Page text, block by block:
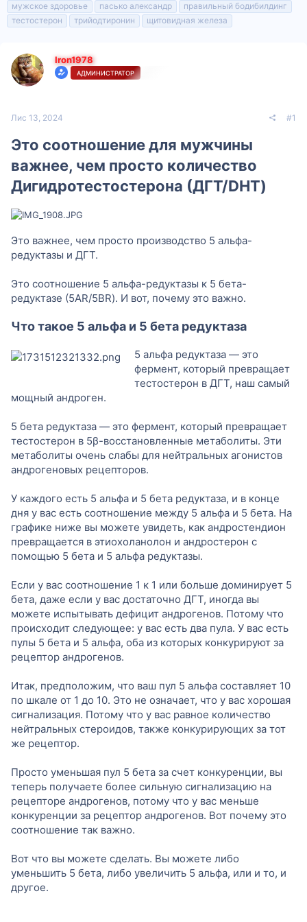
и
мужское здоровье
пасько александр
правильный бодибилдинг
тестостерон
трийодтиронин щитовидная железа
Iron1978
АДМИНИСТРАТОР
Лис 13, 2024 #1
Это соотношение для мужчины
важнее, чем просто количество
Дигидротестостерона (ДГТ/DHT)
Это важнее, чем просто производство 5 альфа-
редуктазы и ДГТ.
Это соотношение 5 альфа-редуктазы к 5 бета-
редуктазе (5AR/5BR). И вот, почему это важно.
Что такое 5 альфа и 5 бета редуктаза
5 альфа редуктаза — это
фермент, который превращает
тестостерон в ДГТ, наш самый
мощный андроген.
5 бета редуктаза — это фермент, который превращает
тестостерон в 5β-восстановленные метаболиты. Эти
метаболиты очень слабы для нейтральных агонистов
андрогеновых рецепторов.
У каждого есть 5 альфа и 5 бета редуктаза, и в конце
дня у вас есть соотношение между 5 альфа и 5 бета. На
графике ниже вы можете увидеть, как андростендион
превращается в этиохоланолон и андростерон с
помощью 5 бета и 5 альфа редуктазы.
Если у вас соотношение 1 к 1 или больше доминирует 5
бета, даже если у вас достаточно ДГТ, иногда вы
можете испытывать дефицит андрогенов. Потому что
происходит следующее: у вас есть два пула. У вас есть
пулы 5 бета и 5 альфа, оба из которых конкурируют за
рецептор андрогенов.
Итак, предположим, что ваш пул 5 альфа составляет 10
по шкале от 1 до 10. Это не означает, что у вас хорошая
сигнализация. Потому что у вас равное количество
нейтральных стероидов, также конкурирующих за тот
же рецептор.
Просто уменьшая пул 5 бета за счет конкуренции, вы
теперь получаете более сильную сигнализацию на
рецепторе андрогенов, потому что у вас меньше
конкуренции за рецептор андрогенов. Вот почему это
соотношение так важно.
Вот что вы можете сделать. Вы можете либо
уменьшить 5 бета, либо увеличить 5 альфа, или и то, и
другое.